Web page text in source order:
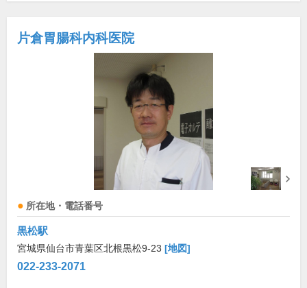
片倉胃腸科内科医院
所在地・電話番号
黒松駅
宮城県仙台市青葉区北根黒松9-23 [地図]
022-233-2071